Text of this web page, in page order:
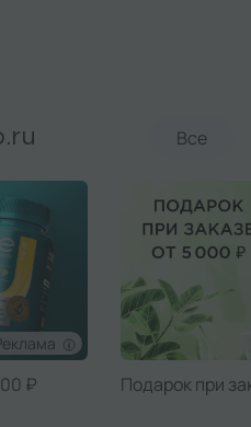
Все
₽ Подарок при